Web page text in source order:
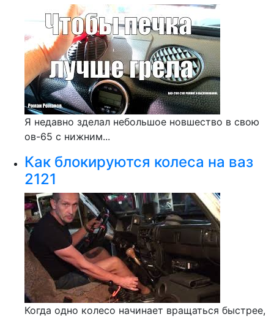
Я недавно зделал небольшое новшество в свою
ов-65 с нижним...
Как блокируются колеса на ваз
2121
Когда одно колесо начинает вращаться быстрее,